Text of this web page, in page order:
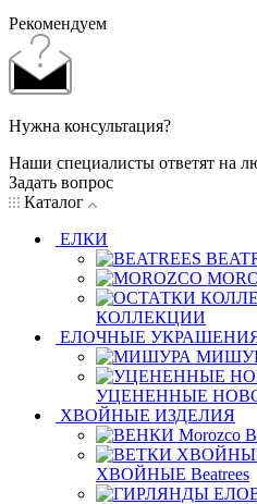
Рекомендуем
Нужна консультация?
Наши специалисты ответят на
Задать вопрос
Каталог
ЕЛКИ
КОЛЛЕКЦИИ
ЕЛОЧНЫЕ
УЦЕНЕННЫЕ
ХВОЙНЫЕ ИЗДЕЛИЯ
ХВОЙНЫЕ Beatrees